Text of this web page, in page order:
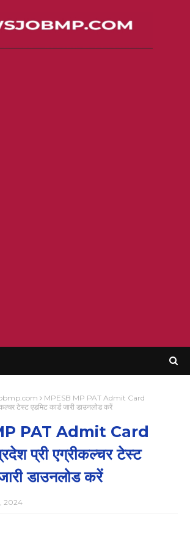
MPESB MP PAT Admit Card
टेस्ट एडमिट कार्ड जारी डाउनलोड करें
PAT Admit Card
प्री एग्रीकल्चर टेस्ट
डाउनलोड करें
2024